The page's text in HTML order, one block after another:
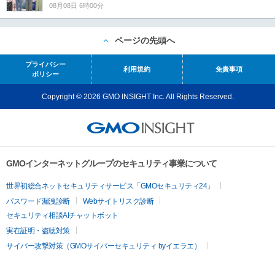
08月08日 6時00分
ページの先頭へ
プライバシー
ポリシー
利用規約 免責事項
Copyright © 2026 GMO INSIGHT Inc. All Rights Reserved.
GMOインターネットグループのセキュリティ事業について
世界初総合ネットセキュリティサービス「GMOセキュリティ24」
パスワード漏洩診断
Webサイトリスク診断
セキュリティ相談AIチャットボット
実在証明・盗聴対策
サイバー攻撃対策（GMOサイバーセキュリティ byイエラエ）